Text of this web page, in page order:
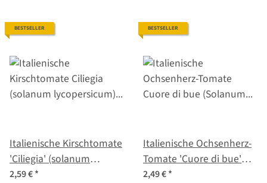
BESTSELLER
Italienische Kirschtomate
'Ciliegia' (solanum
lycopersicum) Bio-
2,59 €*
BESTSELLER
Italienische Ochsenherz-
Tomate 'Cuore di bue'
(Solanum lycopersicum)
2,49 €*